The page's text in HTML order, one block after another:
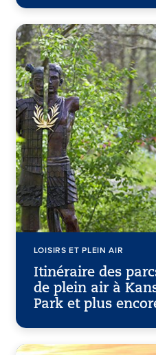
LOISIRS ET PLEIN AIR
Itinéraire des
de plein air à
Park et plus